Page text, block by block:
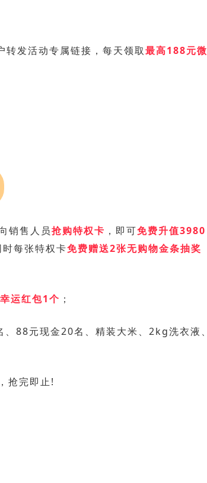
转发活动专属链接，每天领取最高188元微
销售人员抢购特权卡 ，即可免费升值3980
每张特权卡免费赠送2张无购物金条抽奖
运红包1个 ；
88元现金20名、精装大米、 2kg洗衣液、
抢完即止!